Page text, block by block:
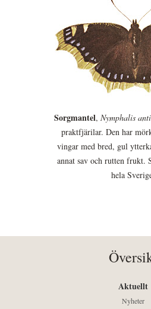
Sorgmantel, Nymphalis
praktfjärilar. Den har
vingar med bred, gul
annat sav och rutten frukt.
hela
Aktuellt
Nyheter